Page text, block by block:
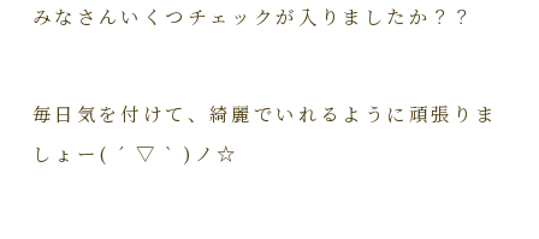
みなさんいくつチェックが入りましたか？？
毎日気を付けて、綺麗でいれるように頑張りま
しょー( ´ ▽ ` )ノ☆